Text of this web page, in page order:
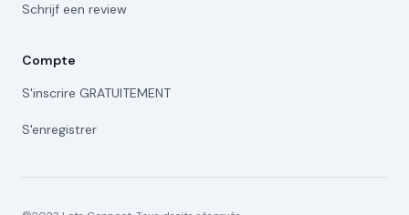
Schrijf een review
Compte
S'inscrire GRATUITEMENT
S'enregistrer